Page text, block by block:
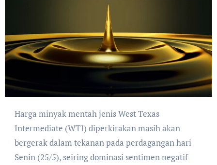
Harga minyak mentah jenis West Texas
Intermediate (WTI) diperkirakan masih akan
bergerak dalam tekanan pada perdagangan hari
Senin (25/5), seiring dominasi sentimen negatif